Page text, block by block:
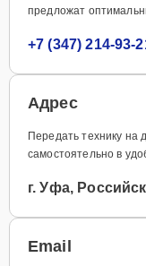
предложат
+7 (347) 214-93-
Адрес
Передать технику на
самостоятельно в
г. Уфа,
Email